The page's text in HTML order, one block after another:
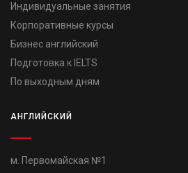
Индивидуальные занятия
Корпоративные курсы
Бизнес английский
Подготовка к IELTS
По выходным дням
АНГЛИЙСКИЙ
м. Первомайская №1